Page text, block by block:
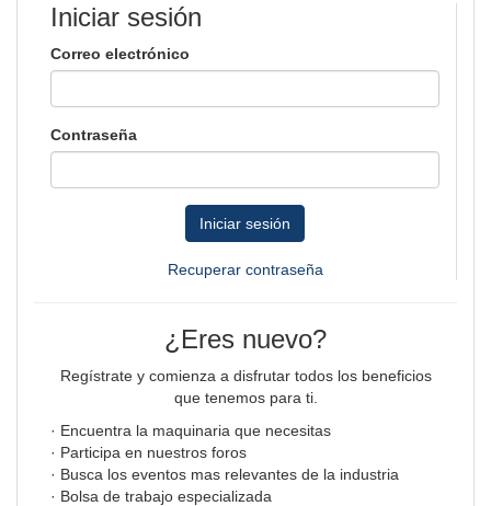
Iniciar sesión
Correo electrónico
Contraseña
Iniciar sesión
Recuperar contraseña
¿Eres nuevo?
Regístrate y comienza a disfrutar todos los beneficios
que tenemos para ti.
· Encuentra la maquinaria que necesitas
· Participa en nuestros foros
· Busca los eventos mas relevantes de la industria
· Bolsa de trabajo especializada